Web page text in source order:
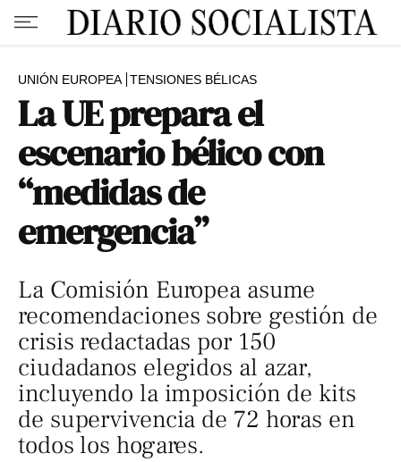
UNIÓN EUROPEA TENSIONES BÉLICAS
La UE prepara el
escenario bélico con
“medidas de
emergencia”
La Comisión Europea asume
recomendaciones sobre gestión de
crisis redactadas por 150
ciudadanos elegidos al azar,
incluyendo la imposición de kits
de supervivencia de 72 horas en
todos los hogares.